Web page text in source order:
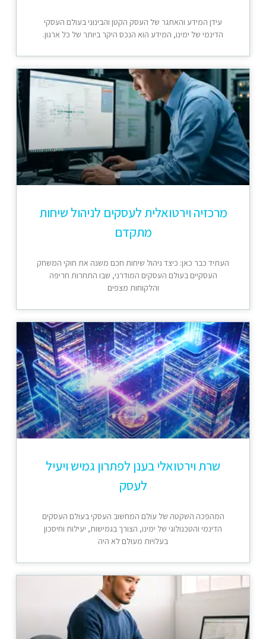
עידן המידע והאתגר של העסק הקטן והבינוני בעולם העסקי
הדינמי של ימינו, המידע הוא הנכס היקר ביותר של כל ארגון.
מרכזיה וירטואלית לעסקים לניהול שיחות
מתקדם
העתיד כבר כאן: כיצד ניהול שיחות חכם משנה את חוקי המשחק
העסקיים בעולם העסקים המודרני, שבו התחרות חריפה
והלקוחות מצפים
שרת וירטואלי בענן לפתרון גמיש ויעיל
לעסק
המהפכה השקטה של עולם המחשוב העסקי בעולם העסקים
הדינמי והטכנולוגי של ימינו, הצורך בגמישות, יעילות וחיסכון
בעלויות מעולם לא היה